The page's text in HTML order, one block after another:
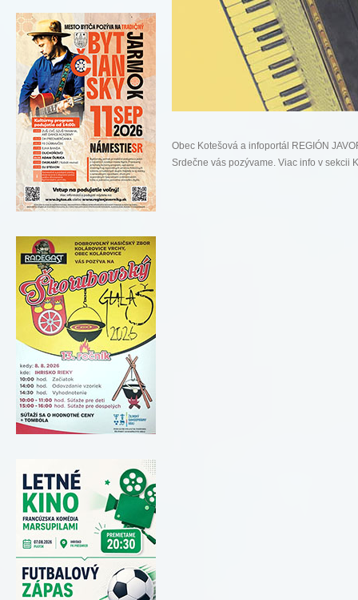
Obec Kotešová a infoportál REGIÓN
Srdečne vás pozývame. Viac info v sekcii